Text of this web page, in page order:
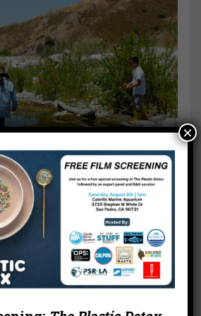
mapa para ver los últimos
de agua:
publicar notas de la calidad de
de agua dulce que
Ángeles. Nuestra científica Dr.
explica por qué este labor es
de la gente interesante que
de completarla.
×